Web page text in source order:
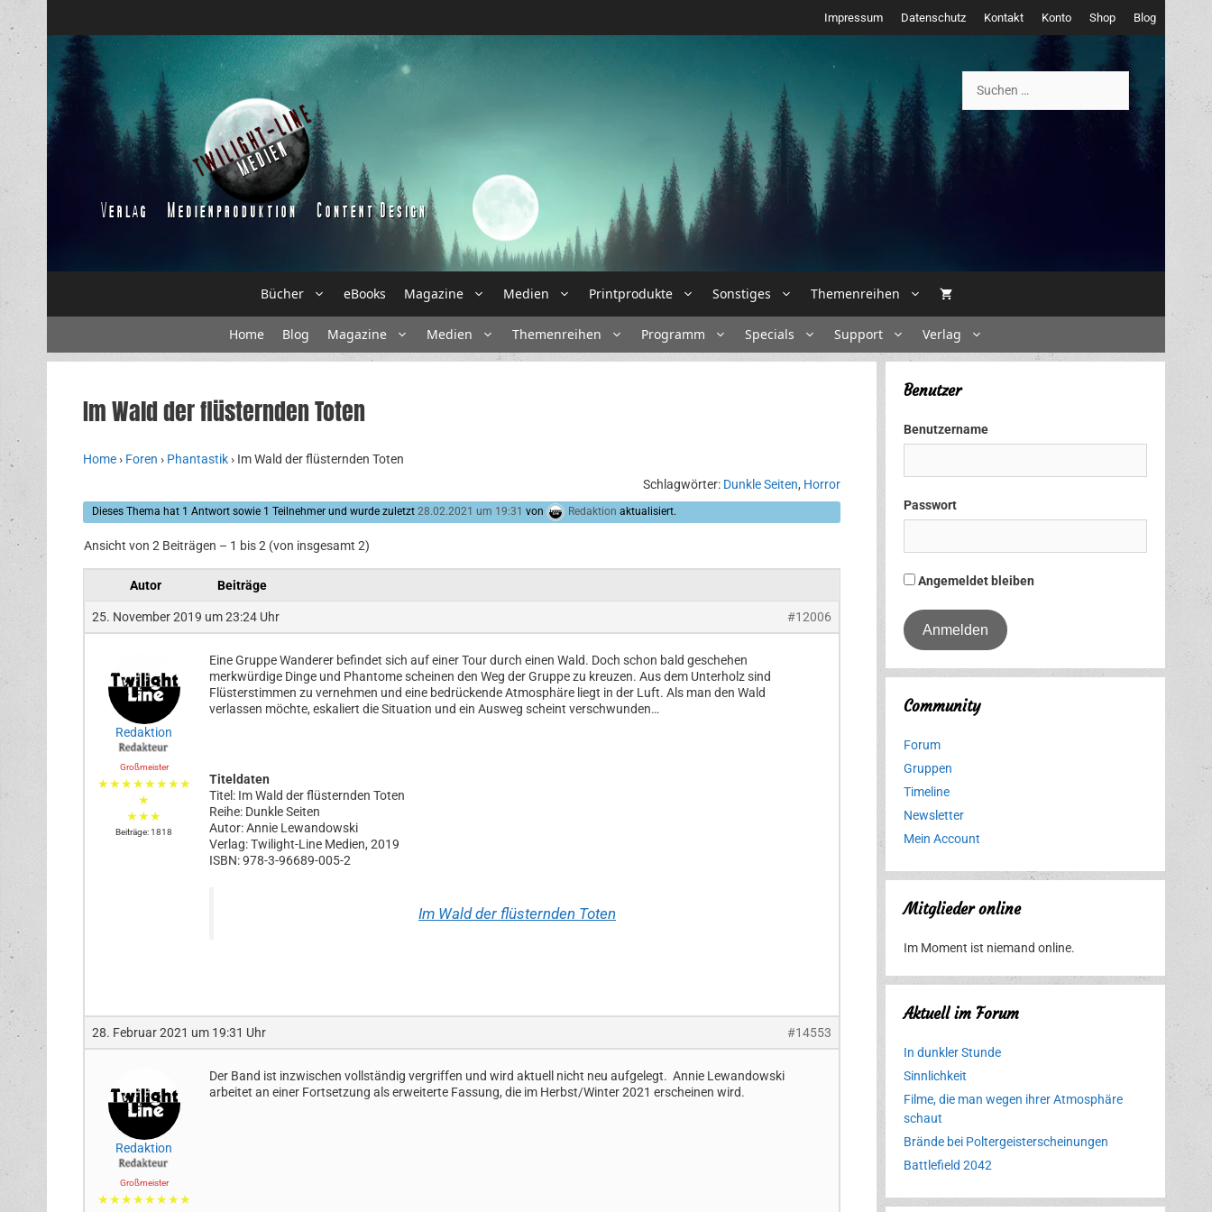
Inhalt
springen
Impressum Datenschutz Kontakt Konto Shop Blog
nach:
Bücher eBooks Magazine Medien Printprodukte Sonstiges Themenreihen
Home Blog Magazine Medien Themenreihen Programm Specials Support Verlag
Im Wald der flüsternden Toten
Home› Foren › Phantastik› Im Wald der flüsternden Toten
Schlagwörter: Dunkle Seiten, Horror
Dieses Thema hat 1 Antwort sowie 1 Teilnehmer und wurde zuletzt28.02.2021 um 19:31 von Redaktion aktualisiert.
Ansicht von 2 Beiträgen – 1 bis 2 (von insgesamt 2)
Autor Beiträge
25. November 2019 um 23:24 Uhr #12006
Redaktion
Großmeister
★★★★★★★★
★
★★★
Beiträge: 1818
Eine Gruppe Wanderer befindet sich auf einer Tour durch einen Wald. Doch schon bald geschehen
merkwürdige Dinge und Phantome scheinen den Weg der Gruppe zu kreuzen. Aus dem Unterholz sind
Flüsterstimmen zu vernehmen und eine bedrückende Atmosphäre liegt in der Luft. Als man den Wald
verlassen möchte, eskaliert die Situation und ein Ausweg scheint verschwunden…
Titeldaten
Titel: Im Wald der flüsternden Toten
Reihe: Dunkle Seiten
Autor: Annie Lewandowski
Verlag: Twilight-Line Medien, 2019
ISBN: 978-3-96689-005-2
Im Wald der flüsternden Toten
28. Februar 2021 um 19:31 Uhr #14553
Redaktion
Großmeister
★★★★★★★★
Der Band ist inzwischen vollständig vergriffen und wird aktuell nicht neu aufgelegt. Annie Lewandowski
arbeitet an einer Fortsetzung als erweiterte Fassung, die im Herbst/Winter 2021 erscheinen wird.
Benutzer
Benutzername
Passwort
Angemeldet bleiben
Community
Forum
Gruppen
Timeline
Newsletter
Mein Account
Mitglieder online
Im Moment ist niemand online.
Aktuell im Forum
In dunkler Stunde
Sinnlichkeit
Filme, die man wegen ihrer Atmosphäre
schaut
Brände bei Poltergeisterscheinungen
Battlefield 2042